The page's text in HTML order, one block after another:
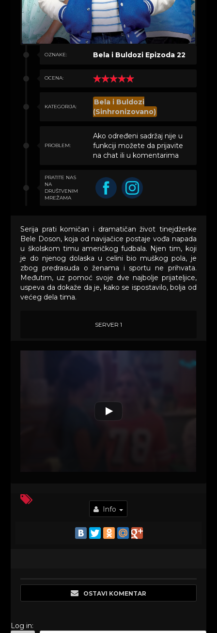
OZNAKE: Bela i Buldozi Epizoda 22
OCENA:
KATEGORIJA:
Bela i Buldozi
(Sinhronizovano)
PROBLEM:
Ako određeni sadržaj nije u
funkciji možete da prijavite
na chat ili u komentarima
PRATITE NAS
NA
DRUŠTVENIM
MREŽAMA
Serija prati komičan i dramatičan život tinejdžerke
Bele Doson, koja od navijačice postaje vođa napada
u školskom timu američkog fudbala. Njen tim, koji
je do njenog dolaska u celini bio muškog pola, je
zbog predrasuda o ženama i sportu ne prihvata.
Međutim, uz pomoć svoje dve najbolje prijateljice,
uspeva da dokaže da je, kako se ispostavilo, bolja od
većeg dela tima.
SERVER 1
Info
OSTAVI KOMENTAR
Log in: